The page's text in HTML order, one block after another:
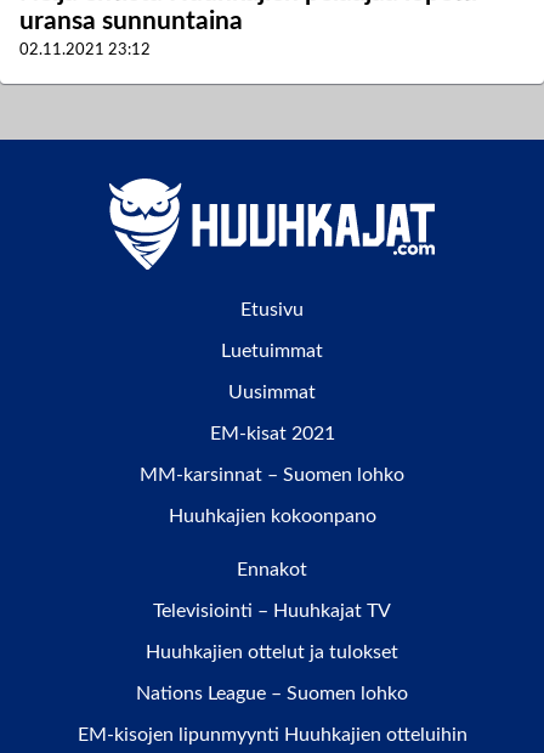
uransa sunnuntaina
02.11.2021 23:12
Etusivu
Luetuimmat
Uusimmat
EM-kisat 2021
MM-karsinnat – Suomen lohko
Huuhkajien kokoonpano
Ennakot
Televisiointi – Huuhkajat TV
Huuhkajien ottelut ja tulokset
Nations League – Suomen lohko
EM-kisojen lipunmyynti Huuhkajien otteluihin